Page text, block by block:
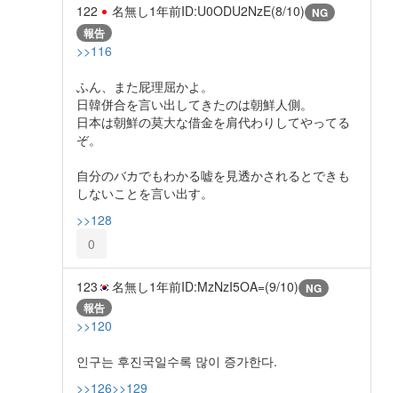
122 名無し1年前ID:U0ODU2NzE(8/10) NG
報告
>>116
ふん、また屁理屈かよ。
日韓併合を言い出してきたのは朝鮮人側。
日本は朝鮮の莫大な借金を肩代わりしてやってる
ぞ。
自分のバカでもわかる嘘を見透かされるとできも
しないことを言い出す。
>>128
0
123 名無し1年前ID:MzNzI5OA=(9/10) NG
報告
>>120
인구는 후진국일수록 많이 증가한다.
>>126>>129